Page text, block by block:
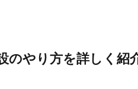
のやり方を詳しく紹